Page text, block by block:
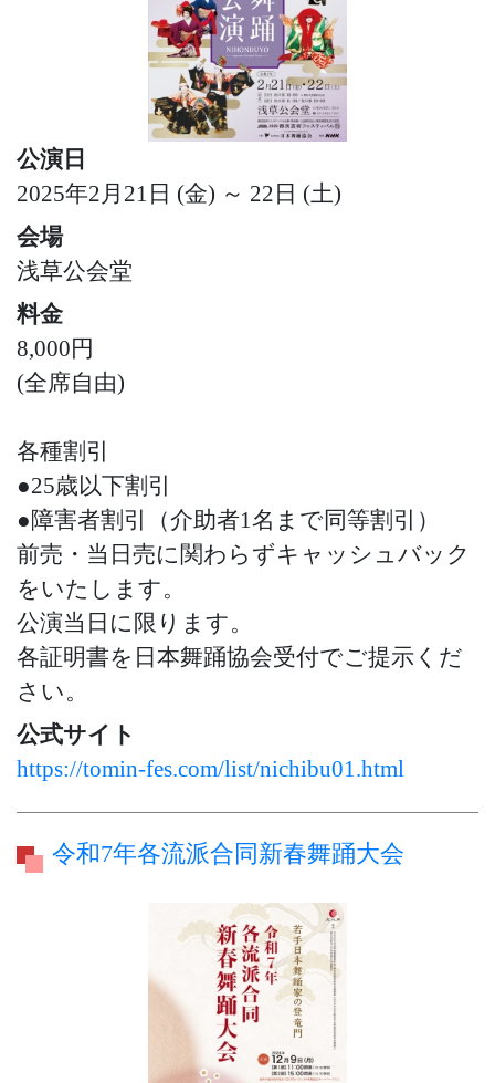
公演日
2025年2月21日 (金) ～ 22日 (土)
会場
浅草公会堂
料金
8,000円
(全席自由)
各種割引
●25歳以下割引
●障害者割引（介助者1名まで同等割引）
前売・当日売に関わらずキャッシュバック
をいたします。
公演当日に限ります。
各証明書を日本舞踊協会受付でご提示くだ
さい。
公式サイト
https://tomin-fes.com/list/nichibu01.html
令和7年各流派合同新春舞踊大会